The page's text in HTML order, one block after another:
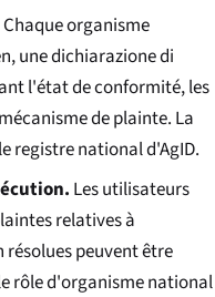
Chaque organisme
unedichiarazione di
l'état de conformité, les
de plainte. La
registre national d'AgID.
Les utilisateurs
relatives à
peuvent être
rôle d'organisme national